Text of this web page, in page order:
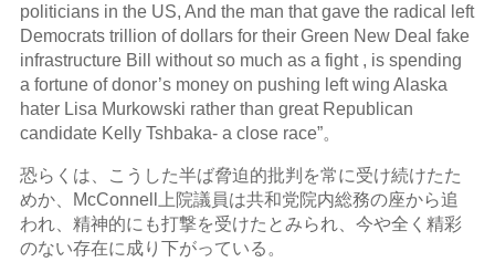
politicians in the US, And the man that gave the radical left
Democrats trillion of dollars for their Green New Deal fake
infrastructure Bill without so much as a fight , is spending
a fortune of donor’s money on pushing left wing Alaska
hater Lisa Murkowski rather than great Republican
candidate Kelly Tshbaka- a close race”。
恐らくは、こうした半ば脅迫的批判を常に受け続けたた
めか、McConnell上院議員は共和党院内総務の座から追
われ、精神的にも打撃を受けたとみられ、今や全く精彩
のない存在に成り下がっている。